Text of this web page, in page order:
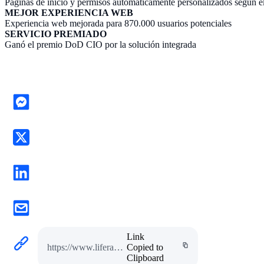
MEJOR EXPERIENCIA WEB
Experiencia web mejorada para 870.000 usuarios potenciales
SERVICIO PREMIADO
Ganó el premio DoD CIO por la solución integrada
https://www.liferay.com/es/w/my-navy-portal
Link
Copied to
Clipboard